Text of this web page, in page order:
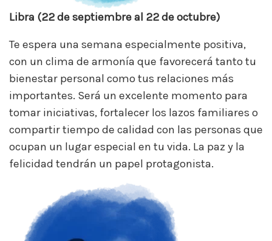
Libra (22 de septiembre al 22 de octubre)
Te espera una semana especialmente positiva,
con un clima de armonía que favorecerá tanto tu
bienestar personal como tus relaciones más
importantes. Será un excelente momento para
tomar iniciativas, fortalecer los lazos familiares o
compartir tiempo de calidad con las personas que
ocupan un lugar especial en tu vida. La paz y la
felicidad tendrán un papel protagonista.